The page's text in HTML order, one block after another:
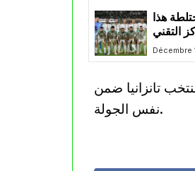
هذا
التقني
موسى
Décembre
تانزانيا ضمن
نفس الجولة.